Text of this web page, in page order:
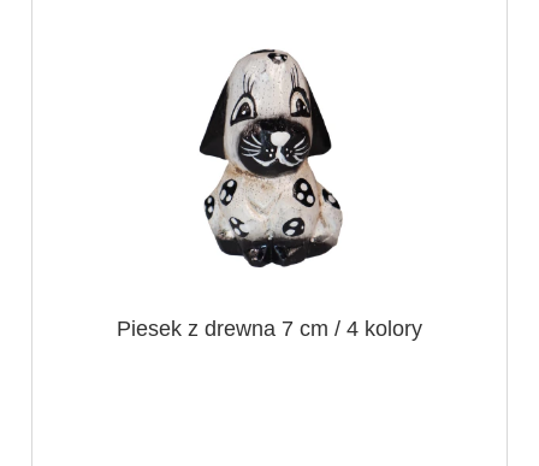
Piesek z drewna 7 cm / 4 kolory